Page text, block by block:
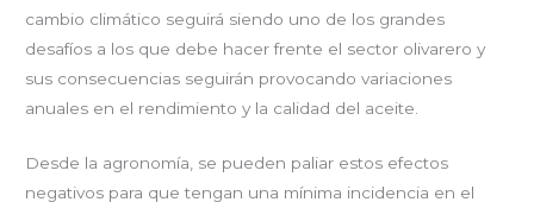
cambio climático seguirá siendo uno de los grandes
desafíos a los que debe hacer frente el sector olivarero y
sus consecuencias seguirán provocando variaciones
anuales en el rendimiento y la calidad del aceite.
Desde la agronomía, se pueden paliar estos efectos
negativos para que tengan una mínima incidencia en el